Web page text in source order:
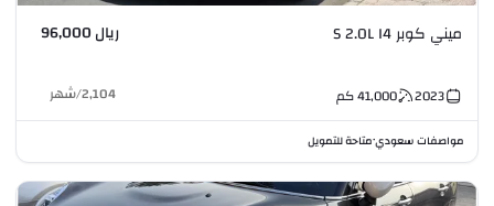
ميني كوبر S 2.0L I4 ريال 96,000
2023
41,000كم 2,104
/شهر
مواصفات سعودي•متاحة للتمويل